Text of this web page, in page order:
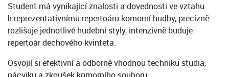
Student má vynikající znalosti a dovednosti ve vztahu
k reprezentativnímu repertoáru komorní hudby, precizně
rozlišuje jednotlivé hudební styly, intenzivně buduje
repertoár dechového kvinteta.
Osvojil si efektivní a odborně vhodnou techniku studia,